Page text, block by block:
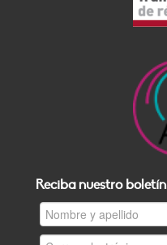
Reciba nuestro boletín